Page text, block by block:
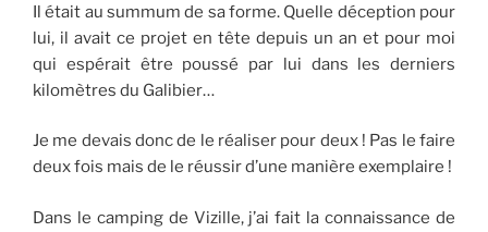
Il était au summum de sa forme. Quelle déception pour
lui, il avait ce projet en tête depuis un an et pour moi
qui espérait être poussé par lui dans les derniers
kilomètres du Galibier…
Je me devais donc de le réaliser pour deux ! Pas le faire
deux fois mais de le réussir d’une manière exemplaire !
Dans le camping de Vizille, j’ai fait la connaissance de